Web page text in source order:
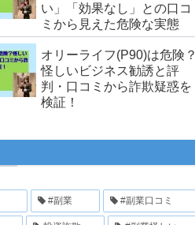
い」「効果なし」との口コ
ミから見えた危険な実態
オリーライフ(P90)は危険？
怪しいビジネス勧誘と評
判・口コミから詐欺疑惑を
検証！
#副業 #副業口コミ